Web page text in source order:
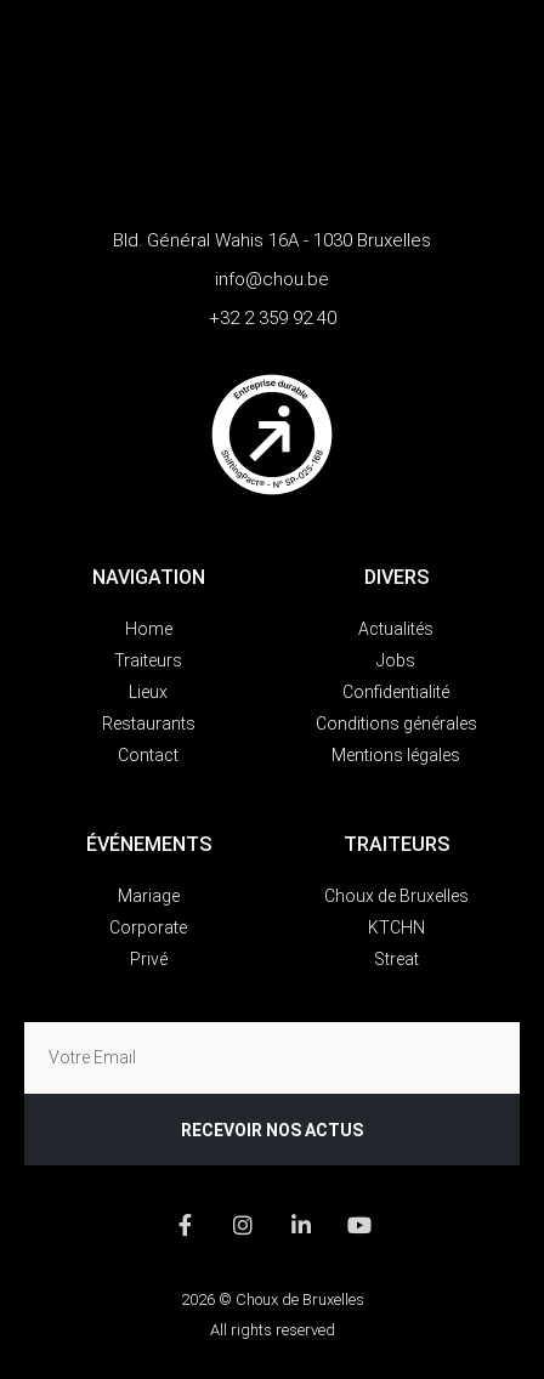
Bld. Général Wahis 16A - 1030 Bruxelles
info@chou.be
+32 2 359 92 40
NAVIGATION
Home
Traiteurs
Lieux
Restaurants
Contact
DIVERS
Actualités
Jobs
Confidentialité
Conditions générales
Mentions légales
ÉVÉNEMENTS
Mariage
Corporate
Privé
TRAITEURS
Choux de Bruxelles
KTCHN
Streat
RECEVOIR NOS ACTUS
2026 © Choux de Bruxelles
All rights reserved